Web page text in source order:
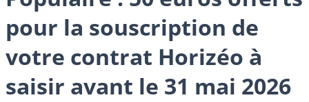
pour la souscription de
votre contrat Horizéo à
saisir avant le 31 mai 2026